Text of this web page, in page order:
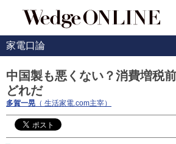
家電口論
中国製も悪くない？消費増税
どれだ
多賀一晃 （ 生活家電.com主宰）